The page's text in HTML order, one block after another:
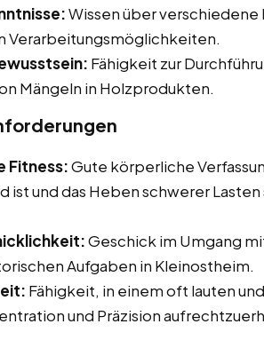
Wissen über
Verarbeitungsmöglichkeiten.
Fähigkeit zur
Mängeln in Holzprodukten.
Fitness:Gute körperliche
ist und das Heben schwerer
Geschick im Umgang
Aufgaben in Kleinostheim.
Fähigkeit, in einem oft lauten
und Präzision